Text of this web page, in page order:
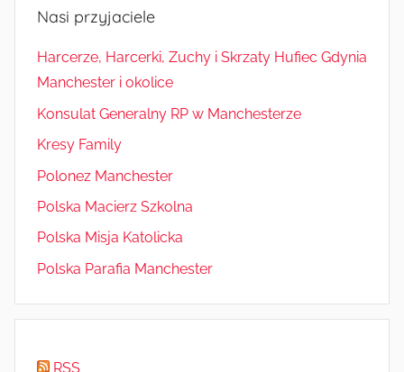
Nasi przyjaciele
Harcerze, Harcerki, Zuchy i Skrzaty Hufiec Gdynia
Manchester i okolice
Konsulat Generalny RP w Manchesterze
Kresy Family
Polonez Manchester
Polska Macierz Szkolna
Polska Misja Katolicka
Polska Parafia Manchester
RSS